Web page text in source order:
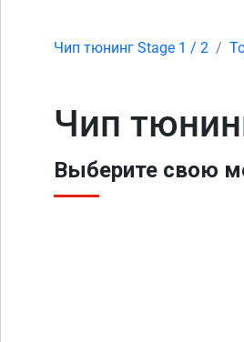
Чип тюнинг Stage 1 / 2
Чип
Выберите свою